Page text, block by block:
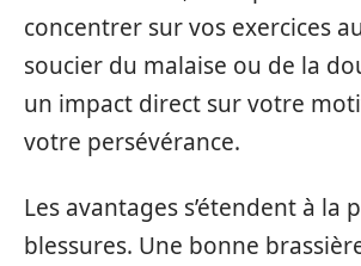
concentrer sur vos exercices
soucier du malaise ou de la
un impact direct sur votre
votre persévérance.
Les avantages s’étendent à la
blessures. Une bonne